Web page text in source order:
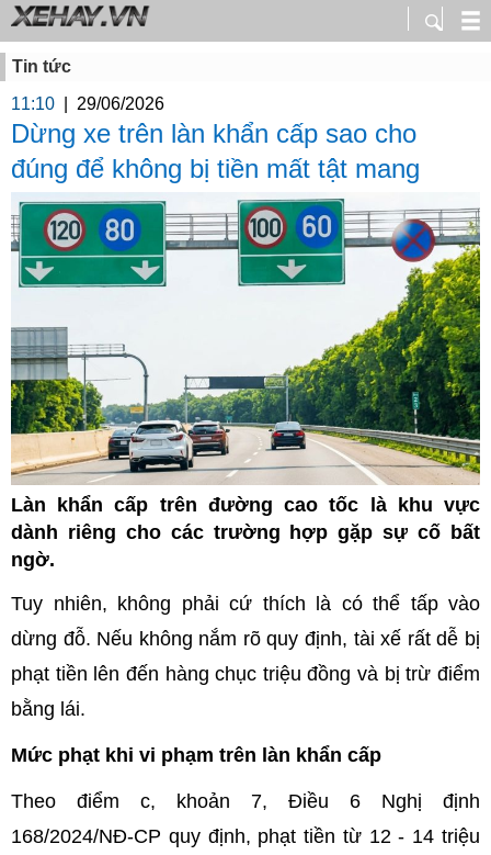
Tin tức
11:10
29/06/2026
Dừng xe trên làn khẩn cấp sao cho
đúng để không bị tiền mất tật mang
Làn khẩn cấp trên đường cao tốc là khu vực
dành riêng cho các trường hợp gặp sự cố bất
ngờ.
Tuy nhiên, không phải cứ thích là có thể tấp vào
dừng đỗ. Nếu không nắm rõ quy định, tài xế rất dễ bị
phạt tiền lên đến hàng chục triệu đồng và bị trừ điểm
bằng lái.
Mức phạt khi vi phạm trên làn khẩn cấp
Theo điểm c, khoản 7, Điều 6 Nghị định
168/2024/NĐ-CP quy định, phạt tiền từ 12 - 14 triệu